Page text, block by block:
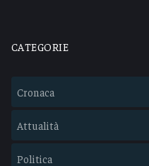
CATEGORIE
Cronaca
Attualità
Politica